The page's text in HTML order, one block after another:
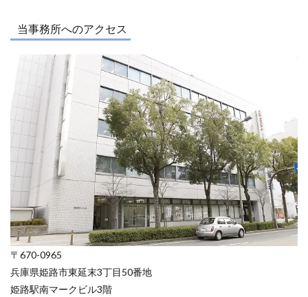
当事務所へのアクセス
〒670-0965
兵庫県姫路市東延末3丁目50番地
姫路駅南マークビル3階